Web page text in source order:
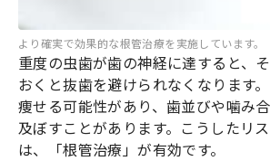
より確実で効果的な根管治療を実施しています。
重度の虫歯が歯の神経に達すると、
おくと抜歯を避けられなくなります
痩せる可能性があり、歯並びや噛み
及ぼすことがあります。こうしたリ
は、「根管治療」が有効です。